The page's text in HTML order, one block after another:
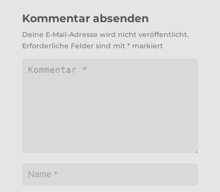
Kommentar absenden
Deine E-Mail-Adresse wird nicht veröffentlicht.
Erforderliche Felder sind mit * markiert